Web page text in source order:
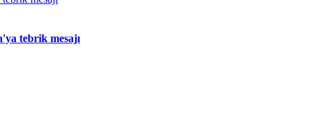
tebrik mesajı